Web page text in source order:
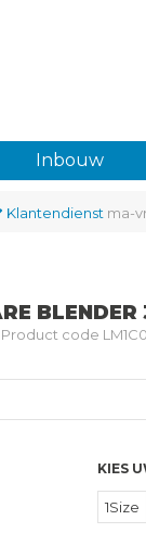
Inbouw
Klantendienst ma-
Product code
KIES
1Size